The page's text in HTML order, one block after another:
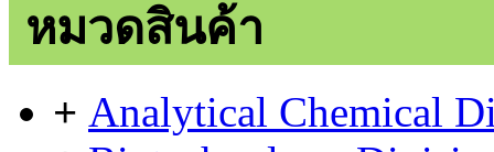
หมวดสินค้า
+ Analytical Chemical